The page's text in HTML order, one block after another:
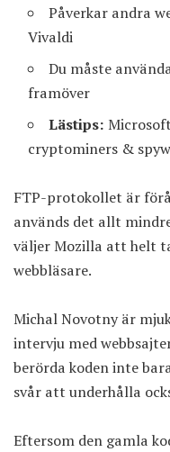
Påverkar andra
Vivaldi
Du måste
framöver
Lästips:
cryptominers &
FTP-protokollet är
används det allt
väljer Mozilla att helt
webbläsare.
Michal Novotny är
intervju med
berörda koden inte
svår att underhålla
Eftersom den gamla